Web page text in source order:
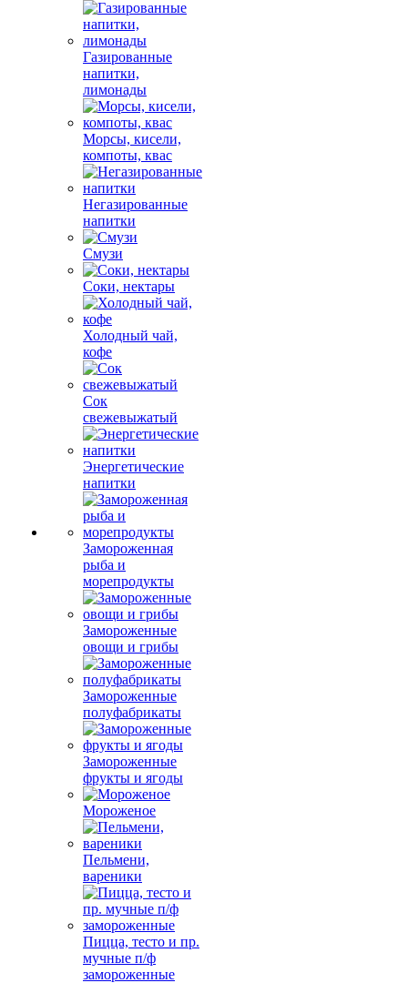
Газированные
напитки,
лимонады
Морсы, кисели,
компоты, квас
Негазированные
напитки
Смузи
Соки, нектары
Холодный чай,
кофе
Сок
свежевыжатый
Энергетические
напитки
Замороженная
рыба и
морепродукты
Замороженные
овощи и грибы
Замороженные
полуфабрикаты
Замороженные
фрукты и ягоды
Мороженое
Пельмени,
вареники
Пицца, тесто и пр.
мучные п/ф
замороженные